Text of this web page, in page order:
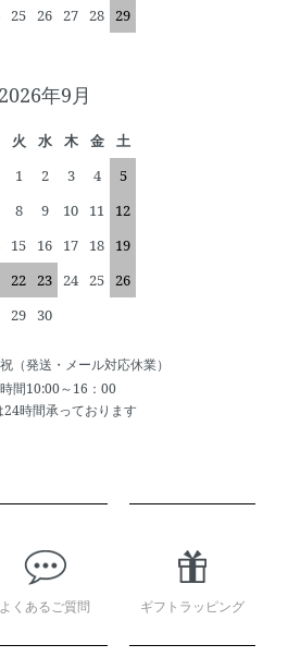
25 26 27 28
29
2026年9月
火 水 木 金
土
1
2 3 4
5
8 9 10 11
12
15 16 17 18
19
22 23 24 25
26
29 30
（発送・メール対応休業）
間10:00～16：00
24時間承っております
よくあるご質問 ギフトラッピング